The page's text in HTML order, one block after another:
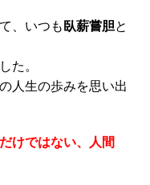
、いつも臥薪嘗胆と
た。
人生の歩みを思い出
けではない、人間